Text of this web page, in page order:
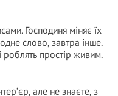
Господиня міняє їх
слово, завтра інше.
роблять простір живим.
але не знаєте, з